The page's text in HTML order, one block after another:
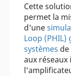
Cette
permet la
d'une
Loop (PHIL)
systèmes
aux